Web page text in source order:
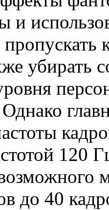
и
убирать
до 40